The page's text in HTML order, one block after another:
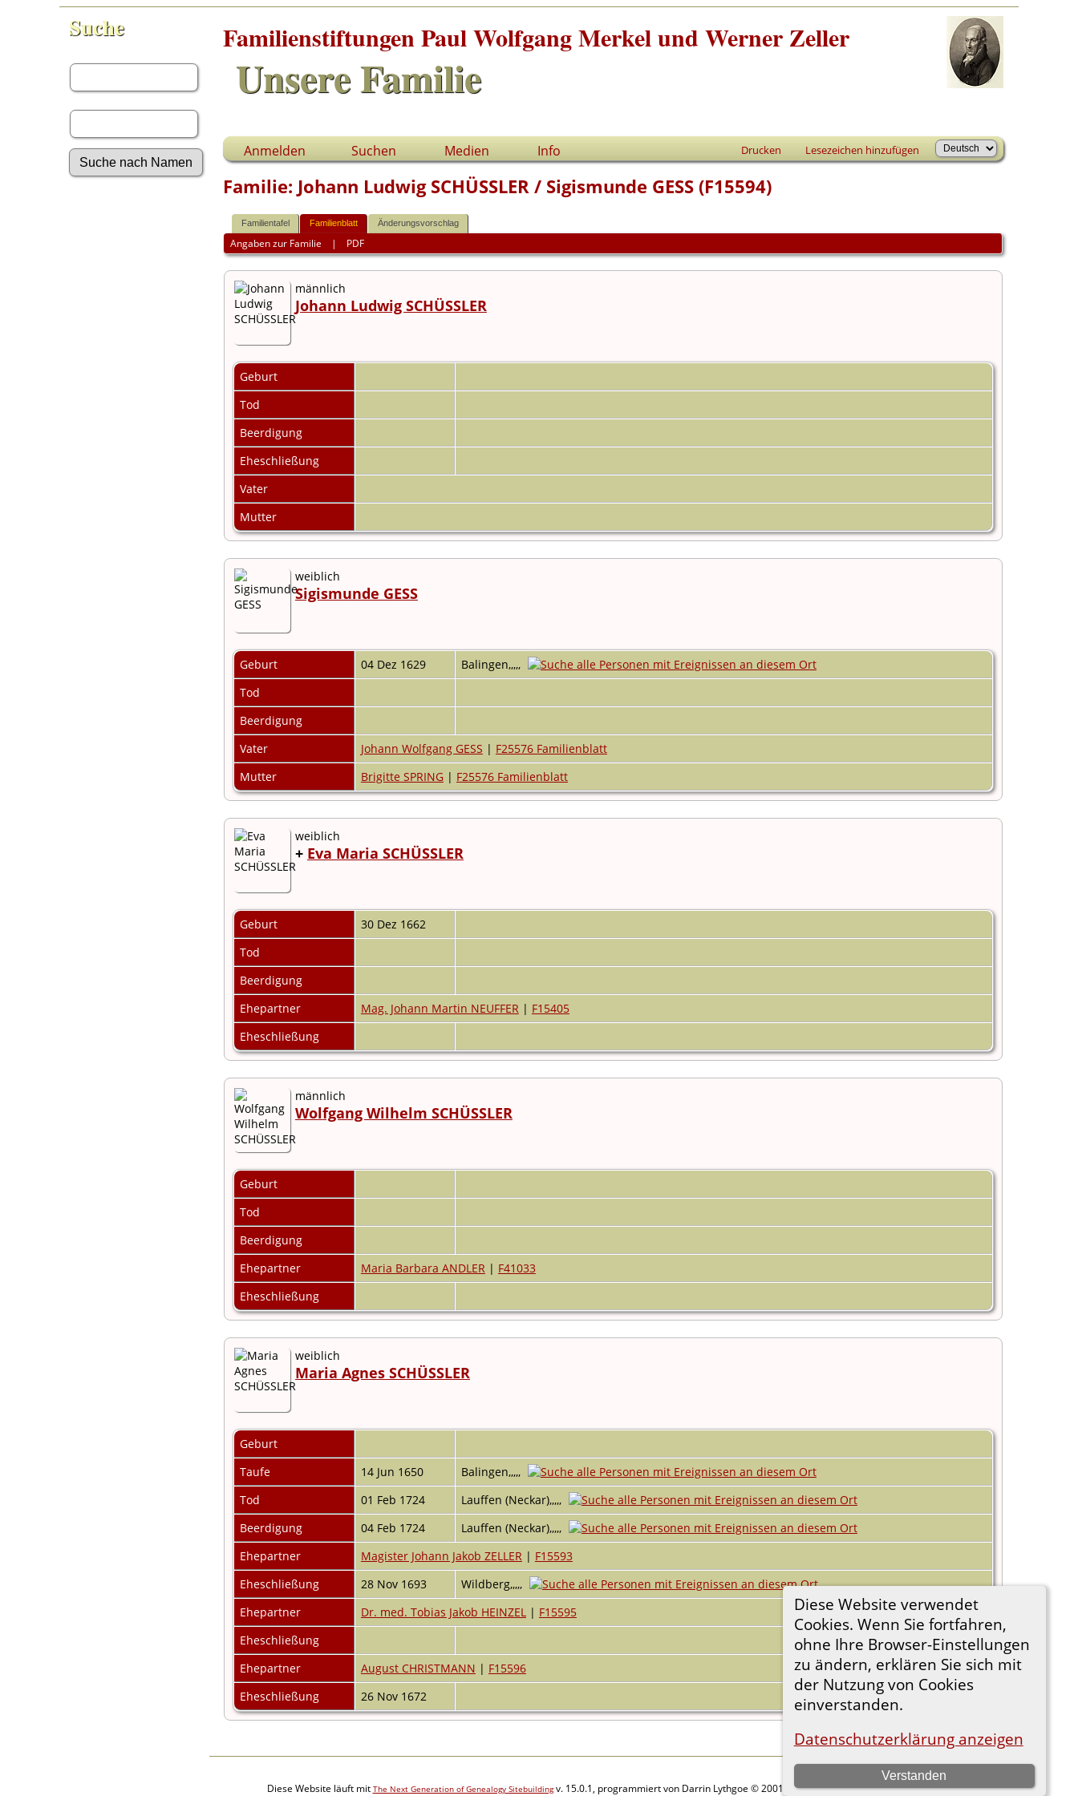
Suche Familienstiftungen Paul Wolfgang Merkel und Werner Zeller
Unsere Familie
Anmelden Suchen Medien Info Drucken Lesezeichen hinzufügen
Diese Website verwendet
Cookies. Wenn Sie fortfahren,
ohne Ihre Browser-Einstellungen
zu ändern, erklären Sie sich mit
der Nutzung von Cookies
einverstanden.
Datenschutzerklärung anzeigen
Verstanden
Familie: Johann Ludwig SCHÜSSLER / Sigismunde GESS (F15594)
Familientafel Familienblatt Änderungsvorschlag
Angaben zur Familie | PDF
männlich
Johann Ludwig SCHÜSSLER
Geburt
Tod
Beerdigung
Eheschließung
Vater
Mutter
weiblich
Sigismunde GESS
Geburt 04 Dez 1629
Balingen,,,,,
Tod
Beerdigung
Vater
Johann Wolfgang GESS | F25576 Familienblatt
Mutter
Brigitte SPRING| F25576 Familienblatt
weiblich
+ Eva Maria SCHÜSSLER
Geburt
30 Dez 1662
Tod
Beerdigung
Ehepartner
Mag. Johann Martin NEUFFER| F15405
Eheschließung
männlich
Wolfgang Wilhelm SCHÜSSLER
Geburt
Tod
Beerdigung
Ehepartner
Maria Barbara ANDLER| F41033
Eheschließung
weiblich
Maria Agnes SCHÜSSLER
Geburt
Taufe
14 Jun 1650
Balingen,,,,,
Tod
01 Feb 1724
Lauffen (Neckar),,,,,
Beerdigung
04 Feb 1724
Lauffen (Neckar),,,,,
Ehepartner
Magister Johann Jakob ZELLER| F15593
Eheschließung
28 Nov 1693
Wildberg,,,,,
Ehepartner
Dr. med. Tobias Jakob HEINZEL| F15595
Eheschließung
Ehepartner
August CHRISTMANN | F15596
Eheschließung
26 Nov 1672
Diese Website läuft mit The Next Generation of Genealogy Sitebuildingv. 15.0.1, programmiert von Darrin Lythgoe © 2001-2026.